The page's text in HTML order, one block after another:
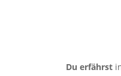
Du erfährst